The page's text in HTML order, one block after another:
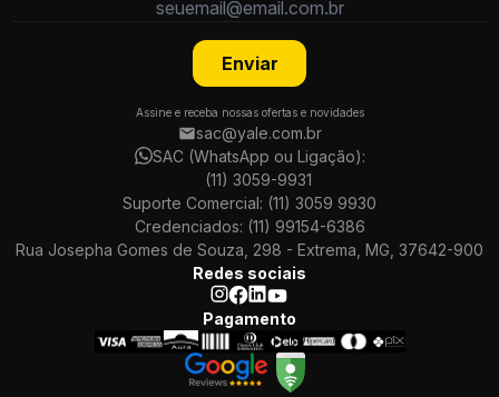
Enviar
Assine e receba nossas ofertas e novidades
sac@yale.com.br
SAC (WhatsApp ou Ligação):
(11) 3059-9931
Suporte Comercial: (11) 3059 9930
Credenciados: (11) 99154-6386
Rua Josepha Gomes de Souza, 298 - Extrema, MG, 37642-900
Redes sociais
Pagamento